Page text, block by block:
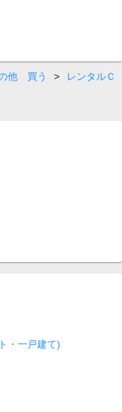
他 買う >
レンタルＣ
・一戸建て)